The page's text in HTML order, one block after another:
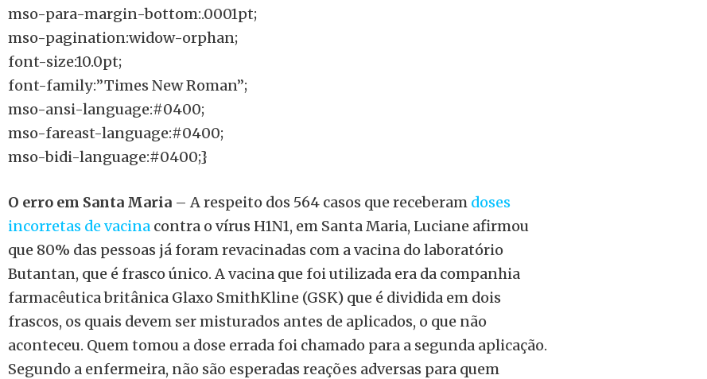
mso-para-margin-bottom:.0001pt;
mso-pagination:widow-orphan;
font-size:10.0pt;
font-family:”Times New Roman”;
mso-ansi-language:#0400;
mso-fareast-language:#0400;
mso-bidi-language:#0400;}
O erro em Santa Maria – A respeito dos 564 casos que receberam doses
incorretas de vacina contra o vírus H1N1, em Santa Maria, Luciane afirmou
que 80% das pessoas já foram revacinadas com a vacina do laboratório
Butantan, que é frasco único. A vacina que foi utilizada era da companhia
farmacêutica britânica Glaxo SmithKline (GSK) que é dividida em dois
frascos, os quais devem ser misturados antes de aplicados, o que não
aconteceu. Quem tomou a dose errada foi chamado para a segunda aplicação.
Segundo a enfermeira, não são esperadas reações adversas para quem